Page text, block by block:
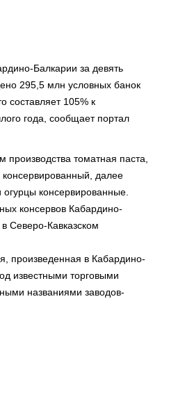
Балкарии за девять
295,5 млн условных банок
составляет 105% к
года, сообщает портал
томатная паста,
далее
огурцы консервированные.
консервов Кабардино-
Северо-Кавказском
произведенная в Кабардино-
известными торговыми
названиями заводов-